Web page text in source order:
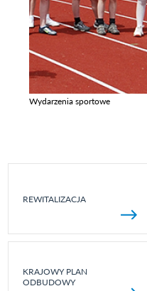
Wydarzenia sportowe
REWITALIZACJA
KRAJOWY PLAN
ODBUDOWY